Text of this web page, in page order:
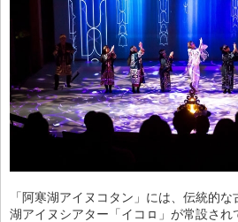
「阿寒湖アイヌコタン」には、伝統的
湖アイヌシアター「イコㇿ」が常設され